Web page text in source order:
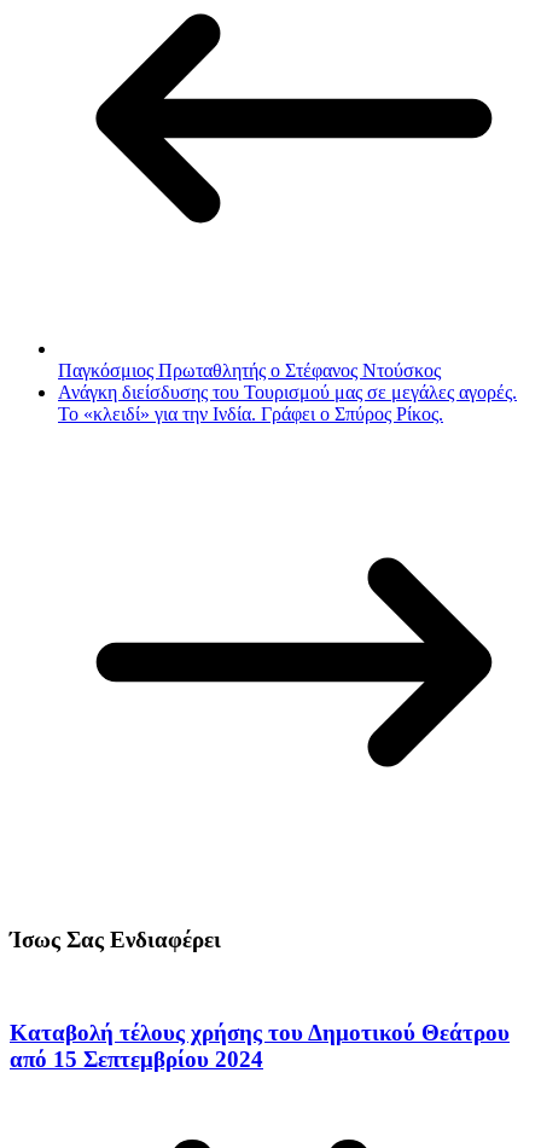
Παγκόσμιος Πρωταθλητής ο Στέφανος Ντούσκος
Ανάγκη διείσδυσης του Τουρισμού μας σε μεγάλες αγορές.
Το «κλειδί» για την Ινδία. Γράφει ο Σπύρος Ρίκος.
Ίσως Σας Ενδιαφέρει
Καταβολή τέλους χρήσης του Δημοτικού Θεάτρου
από 15 Σεπτεμβρίου 2024